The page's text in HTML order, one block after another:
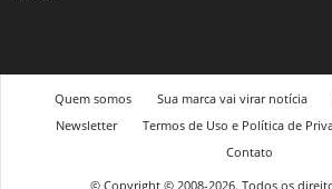
Quem somos Sua marca vai virar notícia
Newsletter
Termos de Uso e Política de
Contato
© Copyright © 2008-2026. Todos os